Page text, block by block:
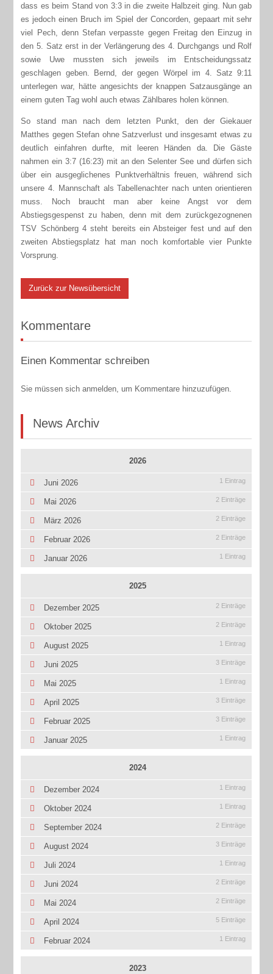
dass es beim Stand von 3:3 in die zweite Halbzeit ging. Nun gab
es jedoch einen Bruch im Spiel der Concorden, gepaart mit sehr
viel Pech, denn Stefan verpasste gegen Freitag den Einzug in
den 5. Satz erst in der Verlängerung des 4. Durchgangs und Rolf
sowie Uwe mussten sich jeweils im Entscheidungssatz
geschlagen geben. Bernd, der gegen Wörpel im 4. Satz 9:11
unterlegen war, hätte angesichts der knappen Satzausgänge an
einem guten Tag wohl auch etwas Zählbares holen können.
So stand man nach dem letzten Punkt, den der Giekauer
Matthes gegen Stefan ohne Satzverlust und insgesamt etwas zu
deutlich einfahren durfte, mit leeren Händen da. Die Gäste
nahmen ein 3:7 (16:23) mit an den Selenter See und dürfen sich
über ein ausgeglichenes Punktverhältnis freuen, während sich
unsere 4. Mannschaft als Tabellenachter nach unten orientieren
muss. Noch braucht man aber keine Angst vor dem
Abstiegsgespenst zu haben, denn mit dem zurückgezognenen
TSV Schönberg 4 steht bereits ein Absteiger fest und auf den
zweiten Abstiegsplatz hat man noch komfortable vier Punkte
Vorsprung.
Zurück zur Newsübersicht
Kommentare
Einen Kommentar schreiben
Sie müssen sich anmelden, um Kommentare hinzuzufügen.
News Archiv
2026
Juni 2026 1 Eintrag
Mai 2026 2 Einträge
März 2026 2 Einträge
Februar 2026 2 Einträge
Januar 2026 1 Eintrag
2025
Dezember 2025 2 Einträge
Oktober 2025 2 Einträge
August 2025 1 Eintrag
Juni 2025 3 Einträge
Mai 2025 1 Eintrag
April 2025 3 Einträge
Februar 2025 3 Einträge
Januar 2025 1 Eintrag
2024
Dezember 2024 1 Eintrag
Oktober 2024 1 Eintrag
September 2024 2 Einträge
August 2024 3 Einträge
Juli 2024 1 Eintrag
Juni 2024 2 Einträge
Mai 2024 2 Einträge
April 2024 5 Einträge
Februar 2024 1 Eintrag
2023